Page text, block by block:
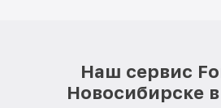
Наш сервис
Новосибирске